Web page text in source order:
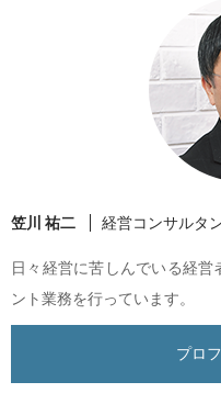
笠川 祐二 経営コンサルタ
日々経営に苦しんでいる経
ント業務を行っています。
プロ